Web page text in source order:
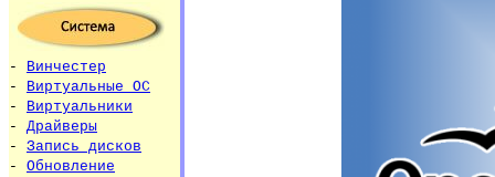
- Винчестер
- Виртуальные ОС
- Виртуальники
- Драйверы
- Запись дисков
- Обновление